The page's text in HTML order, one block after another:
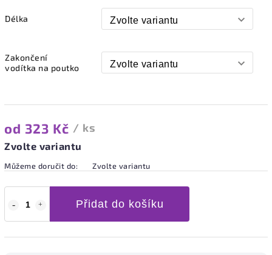
Délka
Zakončení
vodítka na poutko
od 323 Kč / ks
Zvolte variantu
Můžeme doručit do: Zvolte variantu
Přidat do košíku